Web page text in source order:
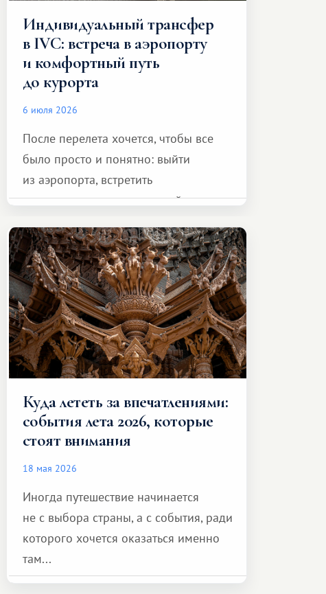
Индивидуальный трансфер
в IVC: встреча в аэропорту
и комфортный путь
до курорта
6 июля 2026
После перелета хочется, чтобы все
было просто и понятно: выйти
из аэропорта, встретить
представителя транспортной
и спокойно доехать до курорта.
Куда лететь за впечатлениями:
события лета 2026, которые
стоят внимания
18 мая 2026
Иногда путешествие начинается
не с выбора страны, а с события, ради
которого хочется оказаться именно
там...